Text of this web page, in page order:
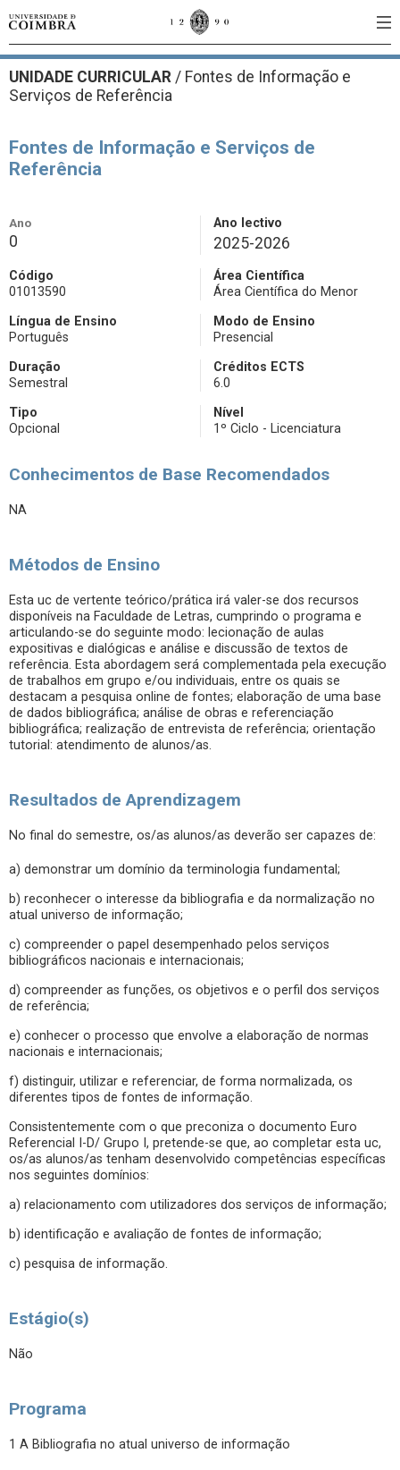
UNIDADE CURRICULAR / Fontes de Informação e
Serviços de Referência
Fontes de Informação e Serviços de
Referência
Ano
0
Ano lectivo
2025-2026
Código
01013590
Área Científica
Área Científica do Menor
Língua de Ensino
Português
Modo de Ensino
Presencial
Duração
Semestral
Créditos ECTS
6.0
Tipo
Opcional
Nível
1º Ciclo - Licenciatura
Conhecimentos de Base Recomendados
NA
Métodos de Ensino
Esta uc de vertente teórico/prática irá valer-se dos recursos
disponíveis na Faculdade de Letras, cumprindo o programa e
articulando-se do seguinte modo: lecionação de aulas
expositivas e dialógicas e análise e discussão de textos de
referência. Esta abordagem será complementada pela execução
de trabalhos em grupo e/ou individuais, entre os quais se
destacam a pesquisa online de fontes; elaboração de uma base
de dados bibliográfica; análise de obras e referenciação
bibliográfica; realização de entrevista de referência; orientação
tutorial: atendimento de alunos/as.
Resultados de Aprendizagem
No final do semestre, os/as alunos/as deverão ser capazes de:
a) demonstrar um domínio da terminologia fundamental;
b) reconhecer o interesse da bibliografia e da normalização no
atual universo de informação;
c) compreender o papel desempenhado pelos serviços
bibliográficos nacionais e internacionais;
d) compreender as funções, os objetivos e o perfil dos serviços
de referência;
e) conhecer o processo que envolve a elaboração de normas
nacionais e internacionais;
f) distinguir, utilizar e referenciar, de forma normalizada, os
diferentes tipos de fontes de informação.
Consistentemente com o que preconiza o documento Euro
Referencial I-D/ Grupo I, pretende-se que, ao completar esta uc,
os/as alunos/as tenham desenvolvido competências específicas
nos seguintes domínios:
a) relacionamento com utilizadores dos serviços de informação;
b) identificação e avaliação de fontes de informação;
c) pesquisa de informação.
Estágio(s)
Não
Programa
1 A Bibliografia no atual universo de informação